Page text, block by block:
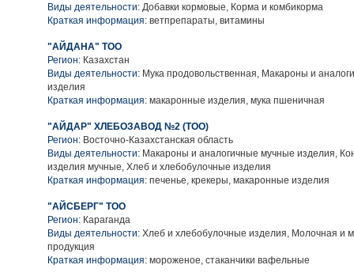
Виды деятельности: Добавки кормовые, Корма и комбикорма
Краткая информация: ветпрепараты, витамины
"АЙДАНА" ТОО
Регион: Казахстан
Виды деятельности: Мука продовольственная, Макароны и
изделия
Краткая информация: макаронные изделия, мука пшеничная
"АЙДАР" ХЛЕБОЗАВОД №2 (ТОО)
Регион: Восточно-Казахстанская область
Виды деятельности: Макароны и аналогичные мучные изделия,
изделия мучные, Хлеб и хлебобулочные изделия
Краткая информация: печенье, крекеры, макаронные изделия
"АЙСБЕРГ" ТОО
Регион: Караганда
Виды деятельности: Хлеб и хлебобулочные изделия, Молочная и
продукция
Краткая информация: мороженое, стаканчики вафельные